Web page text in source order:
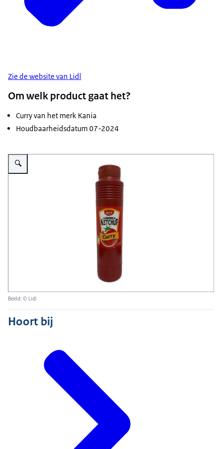
Zie de website van Lidl
Om welk product gaat het?
Curry van het merk Kania
Houdbaarheidsdatum 07-2024
Vergroot afbeelding Veiligheidswaarschuwing Curry van de Lidl
Beeld: © Lidl
Hoort bij